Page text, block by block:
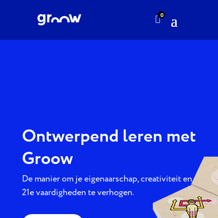
0
Ontwerpend leren met
Groow
De manier om je eigenaarschap, creativiteit en
21e vaardigheden te verhogen.